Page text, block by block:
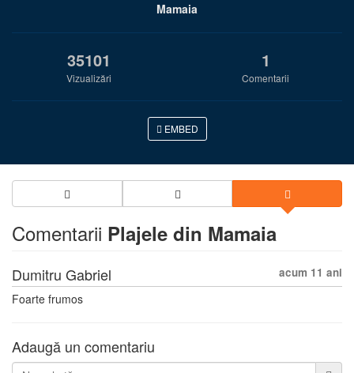
Mamaia
35101
Vizualizări
1
Comentarii
EMBED
Comentarii Plajele din Mamaia
Dumitru Gabriel acum 11 ani
Foarte frumos
Adaugă un comentariu